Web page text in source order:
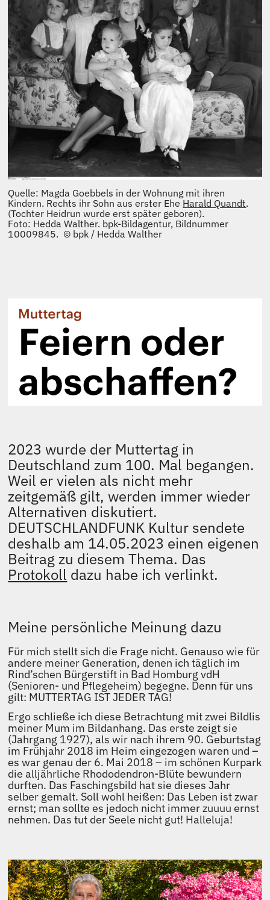
Quelle: Magda Goebbels in der Wohnung mit ihren
Kindern. Rechts ihr Sohn aus erster Ehe Harald Quandt.
(Tochter Heidrun wurde erst später geboren).
Foto: Hedda Walther. bpk-Bildagentur, Bildnummer
10009845. © bpk / Hedda Walther
2023 wurde der Muttertag in
Deutschland zum 100. Mal begangen.
Weil er vielen als nicht mehr
zeitgemäß gilt, werden immer wieder
Alternativen diskutiert.
DEUTSCHLANDFUNK Kultur sendete
deshalb am 14.05.2023 einen eigenen
Beitrag zu diesem Thema. Das
Protokoll dazu habe ich verlinkt.
Meine persönliche Meinung dazu
Für mich stellt sich die Frage nicht. Genauso wie für
andere meiner Generation, denen ich täglich im
Rind’schen Bürgerstift in Bad Homburg vdH
(Senioren- und Pflegeheim) begegne. Denn für uns
gilt: MUTTERTAG IST JEDER TAG!
Ergo schließe ich diese Betrachtung mit zwei Bildlis
meiner Mum im Bildanhang. Das erste zeigt sie
(Jahrgang 1927), als wir nach ihrem 90. Geburtstag
im Frühjahr 2018 im Heim eingezogen waren und –
es war genau der 6. Mai 2018 – im schönen Kurpark
die alljährliche Rhododendron-Blüte bewundern
durften. Das Faschingsbild hat sie dieses Jahr
selber gemalt. Soll wohl heißen: Das Leben ist zwar
ernst; man sollte es jedoch nicht immer zuuuu ernst
nehmen. Das tut der Seele nicht gut! Halleluja!